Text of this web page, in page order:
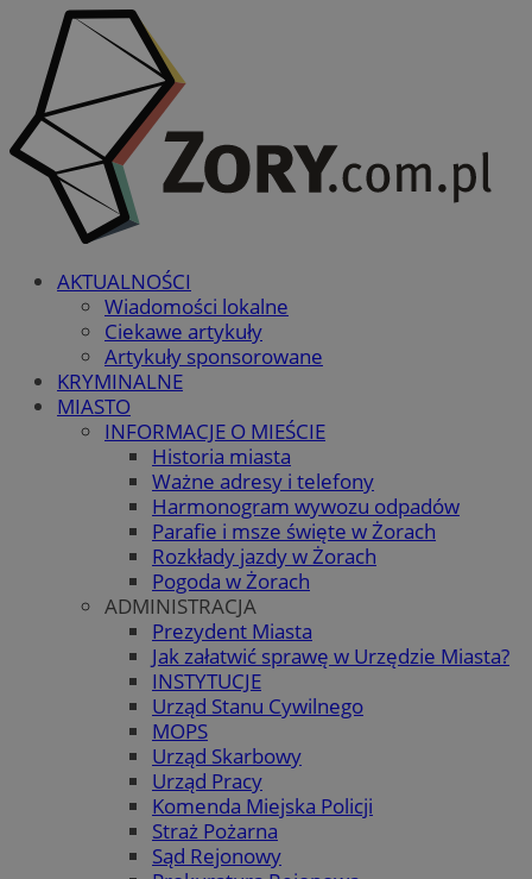
AKTUALNOŚCI
Wiadomości lokalne
Ciekawe artykuły
Artykuły sponsorowane
KRYMINALNE
MIASTO
INFORMACJE O MIEŚCIE
Historia miasta
Ważne adresy i telefony
Harmonogram wywozu odpadów
Parafie i msze święte w Żorach
Rozkłady jazdy w Żorach
Pogoda w Żorach
ADMINISTRACJA
Prezydent Miasta
Jak załatwić sprawę w Urzędzie Miasta?
INSTYTUCJE
Urząd Stanu Cywilnego
MOPS
Urząd Skarbowy
Urząd Pracy
Komenda Miejska Policji
Straż Pożarna
Sąd Rejonowy